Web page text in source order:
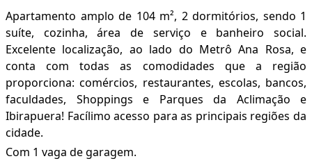
Apartamento amplo de 104 m², 2 dormitórios, sendo 1
suíte, cozinha, área de serviço e banheiro social.
Excelente localização, ao lado do Metrô Ana Rosa, e
conta com todas as comodidades que a região
proporciona: comércios, restaurantes, escolas, bancos,
faculdades, Shoppings e Parques da Aclimação e
Ibirapuera! Facílimo acesso para as principais regiões da
cidade.
Com 1 vaga de garagem.